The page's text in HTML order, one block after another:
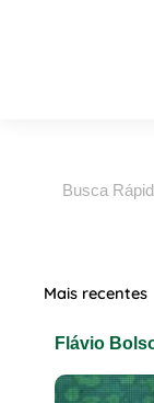
Mais recentes
Flávio